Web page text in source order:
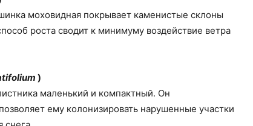
моховидная покрывает каменистые склоны
роста сводит к минимуму воздействие ветра
)
маленький и компактный. Он
ему колонизировать нарушенные участки